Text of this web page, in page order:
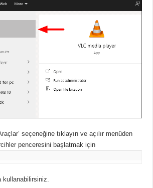
seçeneğine tıklayın ve açılır menüden
penceresini başlatmak için
kullanabilirsiniz.